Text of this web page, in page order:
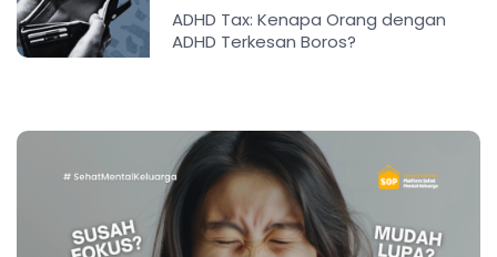
ADHD Tax: Kenapa Orang dengan
ADHD Terkesan Boros?